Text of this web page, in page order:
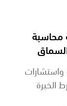
الخبرة